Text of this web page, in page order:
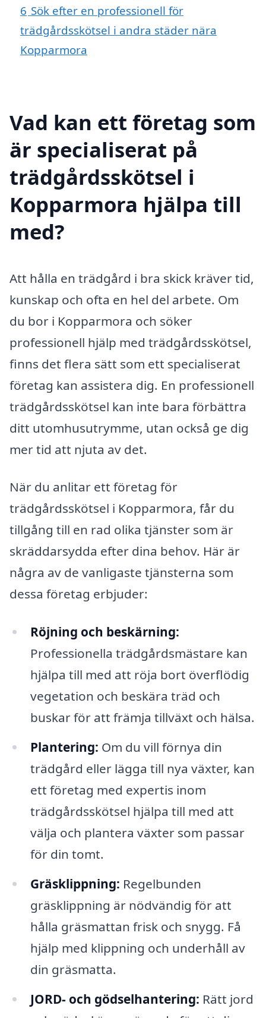
6 Sök efter en professionell för
trädgårdsskötsel i andra städer nära
Kopparmora
Vad kan ett företag som
är specialiserat på
trädgårdsskötsel i
Kopparmora hjälpa till
med?
Att hålla en trädgård i bra skick kräver tid,
kunskap och ofta en hel del arbete. Om
du bor i Kopparmora och söker
professionell hjälp med trädgårdsskötsel,
finns det flera sätt som ett specialiserat
företag kan assistera dig. En professionell
trädgårdsskötsel kan inte bara förbättra
ditt utomhusutrymme, utan också ge dig
mer tid att njuta av det.
När du anlitar ett företag för
trädgårdsskötsel i Kopparmora, får du
tillgång till en rad olika tjänster som är
skräddarsydda efter dina behov. Här är
några av de vanligaste tjänsterna som
dessa företag erbjuder:
Röjning och beskärning:
Professionella trädgårdsmästare kan
hjälpa till med att röja bort överflödig
vegetation och beskära träd och
buskar för att främja tillväxt och hälsa.
Plantering: Om du vill förnya din
trädgård eller lägga till nya växter, kan
ett företag med expertis inom
trädgårdsskötsel hjälpa till med att
välja och plantera växter som passar
för din tomt.
Gräsklippning: Regelbunden
gräsklippning är nödvändig för att
hålla gräsmattan frisk och snygg. Få
hjälp med klippning och underhåll av
din gräsmatta.
JORD- och gödselhantering: Rätt jord